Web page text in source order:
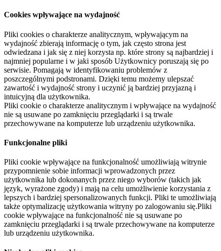
Cookies wpływające na wydajność
Pliki cookies o charakterze analitycznym, wpływającym na
wydajność zbierają informację o tym, jak często strona jest
odwiedzana i jak się z niej korzysta np. które strony są najbardziej i
najmniej popularne i w jaki sposób Użytkownicy poruszają się po
serwisie. Pomagają w identyfikowaniu problemów z
poszczególnymi podstronami. Dzięki temu możemy ulepszać
zawartość i wydajność strony i uczynić ją bardziej przyjazną i
intuicyjną dla użytkownika.
Pliki cookie o charakterze analitycznym i wpływające na wydajność
nie są usuwane po zamknięciu przeglądarki i są trwale
przechowywane na komputerze lub urządzeniu użytkownika.
Funkcjonalne pliki
Pliki cookie wpływające na funkcjonalność umożliwiają witrynie
przypomnienie sobie informacji wprowadzonych przez
użytkownika lub dokonanych przez niego wyborów (takich jak
język, wyrażone zgody) i mają na celu umożliwienie korzystania z
lepszych i bardziej spersonalizowanych funkcji. Pliki te umożliwiają
także optymalizację użytkowania witryny po zalogowaniu się.Pliki
cookie wpływające na funkcjonalność nie są usuwane po
zamknięciu przeglądarki i są trwale przechowywane na komputerze
lub urządzeniu użytkownika.